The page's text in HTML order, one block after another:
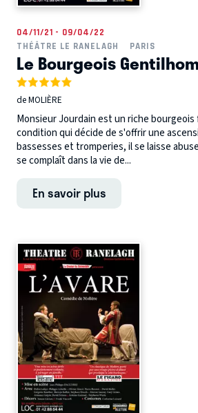
04/11/21 - 09/04/22
THÉÂTRE LE RANELAGH
PARIS
Le Bourgeois
de MOLIÈRE
Monsieur Jourdain est un riche
condition qui décide de s'offrir une
bassesses et tromperies, il se laisse
se complaît dans la vie de...
En savoir plus